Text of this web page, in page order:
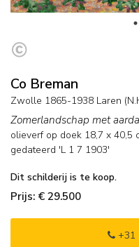
Co Breman
Zwolle 1865-1938 Laren
Zomerlandschap met
olieverf op doek 18,7 x 40,5
gedateerd 'L 1 7 1903'
Dit schilderij is te koop.
Prijs: € 29.500
+31